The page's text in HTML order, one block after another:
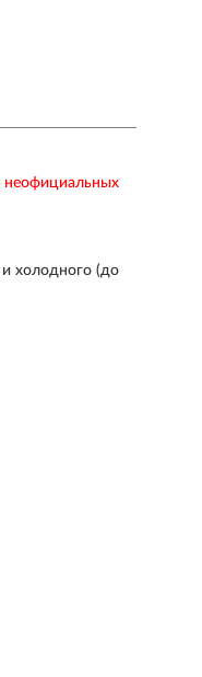
неофициальных
холодного (до